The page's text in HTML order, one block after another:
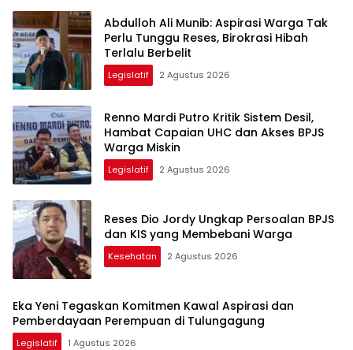
Abdulloh Ali Munib: Aspirasi Warga Tak
Perlu Tunggu Reses, Birokrasi Hibah
Terlalu Berbelit
Legislatif 2 Agustus 2026
Renno Mardi Putro Kritik Sistem Desil,
Hambat Capaian UHC dan Akses BPJS
Warga Miskin
Legislatif 2 Agustus 2026
Reses Dio Jordy Ungkap Persoalan BPJS
dan KIS yang Membebani Warga
Kesehatan 2 Agustus 2026
Eka Yeni Tegaskan Komitmen Kawal Aspirasi dan
Pemberdayaan Perempuan di Tulungagung
Legislatif 1 Agustus 2026